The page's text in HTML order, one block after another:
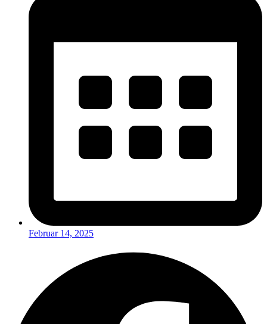
Februar 14, 2025